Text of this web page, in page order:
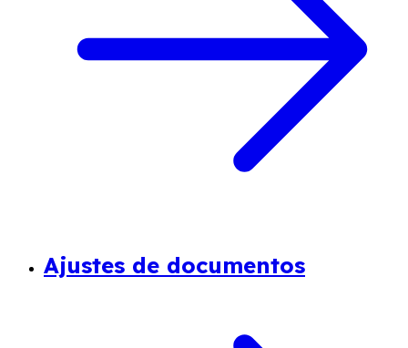
Ajustes de documentos